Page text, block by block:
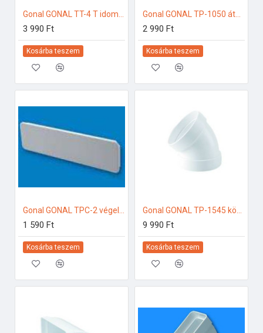
Gonal GONAL TT-4 T idom, 55x220 125-ös páraelszívóhoz
3 990 Ft
Kosárba teszem
Gonal GONAL TP-1050 átalakító idom 90Â°, NA125 - 55x220 125-ös páraelszívóhoz
2 990 Ft
Kosárba teszem
Gonal GONAL TPC-2 végelzáró elem, 55x220 125-ös páraelszívóhoz
1 590 Ft
Kosárba teszem
Gonal GONAL TP-1545 könyök elem 45Â°, NA125 125-ös páraelszívóhoz
9 990 Ft
Kosárba teszem